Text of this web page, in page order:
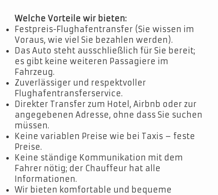
Welche Vorteile wir bieten:
Festpreis-Flughafentransfer (Sie wissen im
Voraus, wie viel Sie bezahlen werden).
Das Auto steht ausschließlich für Sie bereit;
es gibt keine weiteren Passagiere im
Fahrzeug.
Zuverlässiger und respektvoller
Flughafentransferservice.
Direkter Transfer zum Hotel, Airbnb oder zur
angegebenen Adresse, ohne dass Sie suchen
müssen.
Keine variablen Preise wie bei Taxis – feste
Preise.
Keine ständige Kommunikation mit dem
Fahrer nötig; der Chauffeur hat alle
Informationen.
Wir bieten komfortable und bequeme